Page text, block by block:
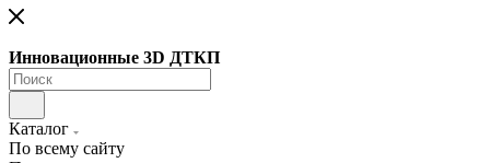
Инновационные 3D ДТКП
Каталог
По всему сайту